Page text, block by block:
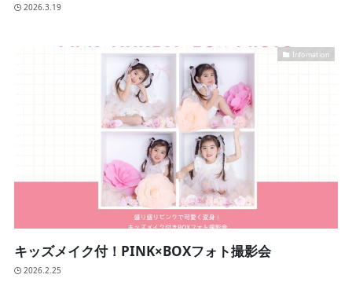
2026.3.19
Infomation
キッズメイク付！PINK×BOXフォト撮影会
2026.2.25